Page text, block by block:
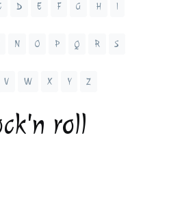
D E F G H I
N O P Q R S
V W X Y Z
roll